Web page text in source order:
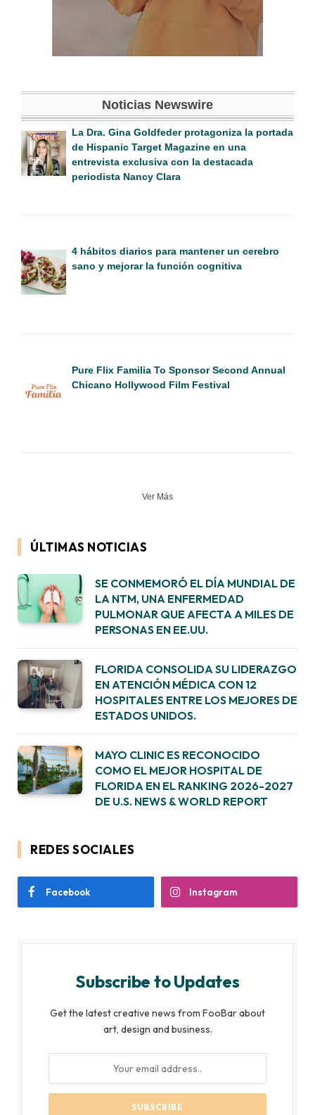
Noticias Newswire
La Dra. Gina Goldfeder protagoniza la portada
de Hispanic Target Magazine en una
entrevista exclusiva con la destacada
periodista Nancy Clara
4 hábitos diarios para mantener un cerebro
sano y mejorar la función cognitiva
Pure Flix Familia To Sponsor Second Annual
Chicano Hollywood Film Festival
Ver Más
ÚLTIMAS NOTICIAS
SE CONMEMORÓ EL DÍA MUNDIAL DE
LA NTM, UNA ENFERMEDAD
PULMONAR QUE AFECTA A MILES DE
PERSONAS EN EE.UU.
FLORIDA CONSOLIDA SU LIDERAZGO
EN ATENCIÓN MÉDICA CON 12
HOSPITALES ENTRE LOS MEJORES DE
ESTADOS UNIDOS.
MAYO CLINIC ES RECONOCIDO
COMO EL MEJOR HOSPITAL DE
FLORIDA EN EL RANKING 2026-2027
DE U.S. NEWS & WORLD REPORT
REDES SOCIALES
Facebook Instagram
Subscribe to Updates
Get the latest creative news from FooBar about
art, design and business.